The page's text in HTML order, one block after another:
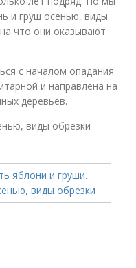
и груш осенью, виды
что они оказывают
с началом опадания
и направлена на
деревьев.
виды обрезки